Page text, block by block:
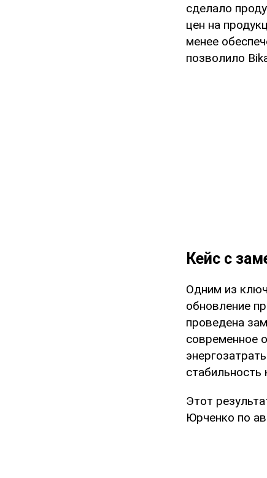
сделало
цен на
менее
позволило
Кейс с
Одним из
обновление
проведена
современное
стабильность
Этот
Юрченко по